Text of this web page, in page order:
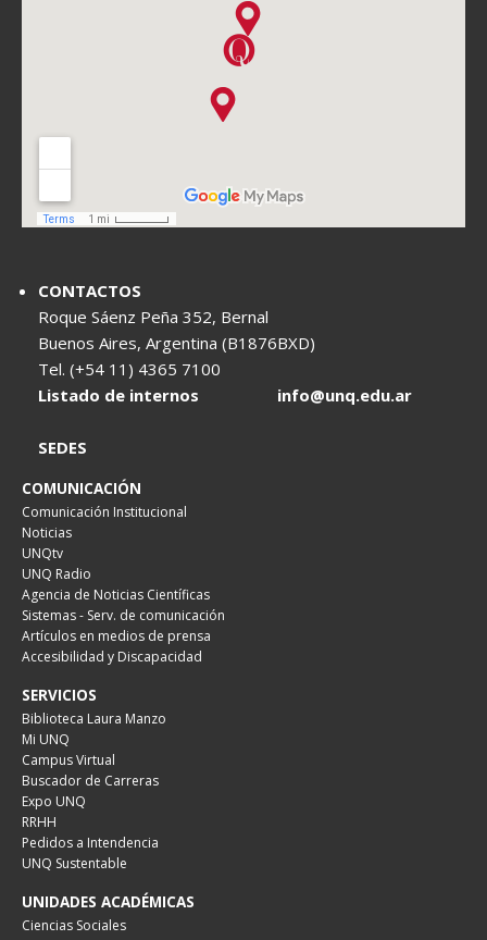
CONTACTOS
Roque Sáenz Peña 352, Bernal
Buenos Aires, Argentina (B1876BXD)
Tel. (+54 11) 4365 7100
Listado de internos
info@unq.edu.ar
SEDES
COMUNICACIÓN
Comunicación Institucional
Noticias
UNQtv
UNQ Radio
Agencia de Noticias Científicas
Sistemas - Serv. de comunicación
Artículos en medios de prensa
Accesibilidad y Discapacidad
SERVICIOS
Biblioteca Laura Manzo
Mi UNQ
Campus Virtual
Buscador de Carreras
Expo UNQ
RRHH
Pedidos a Intendencia
UNQ Sustentable
UNIDADES ACADÉMICAS
Ciencias Sociales